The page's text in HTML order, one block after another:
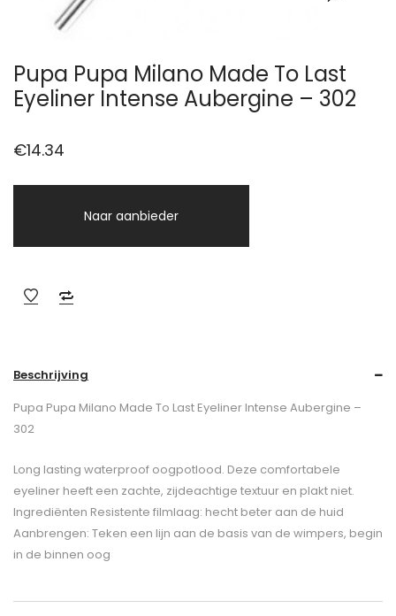
Pupa Pupa Milano Made To Last
Eyeliner Intense Aubergine – 302
€14.34
Naar aanbieder
Beschrijving
Pupa Pupa Milano Made To Last Eyeliner Intense Aubergine –
302
Long lasting waterproof oogpotlood. Deze comfortabele
eyeliner heeft een zachte, zijdeachtige textuur en plakt niet.
Ingrediënten Resistente filmlaag: hecht beter aan de huid
Aanbrengen: Teken een lijn aan de basis van de wimpers, begin
in de binnen oog